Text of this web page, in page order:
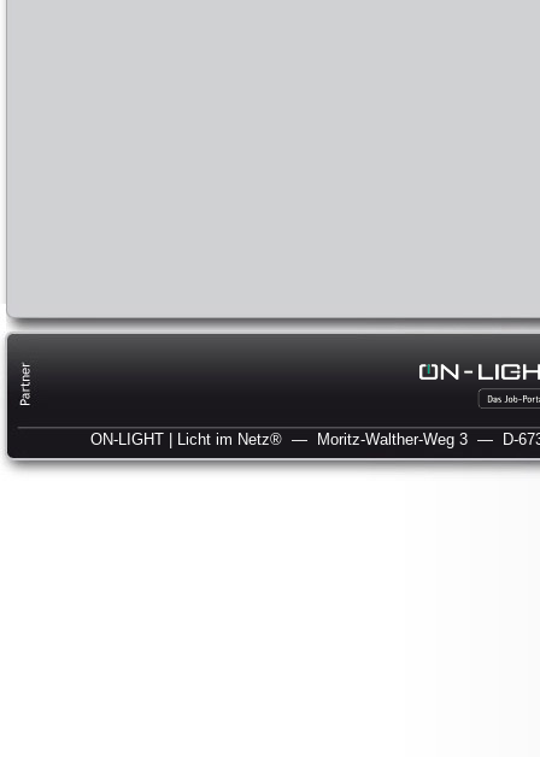
ON-LIGHT | Licht im Netz® — Moritz-Walther-Weg 3 — D-